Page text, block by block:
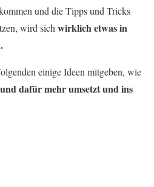
und die Tipps und Tricks
wird sich wirklich etwas in
einige Ideen mitgeben, wie
dafür mehr umsetzt und ins